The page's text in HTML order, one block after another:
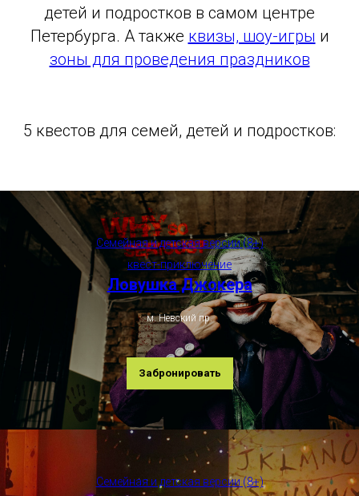
детей и подростков в самом центре
Петербурга. А также квизы, шоу-игры и
зоны для проведения праздников
5 квестов для семей, детей и подростков:
Семейная и детская версии (8+)
квест-приключение
Ловушка Джокера
м. Невский пр.
Забронировать
Семейная и детская версии (8+)